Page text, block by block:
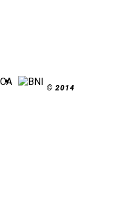
© 2014